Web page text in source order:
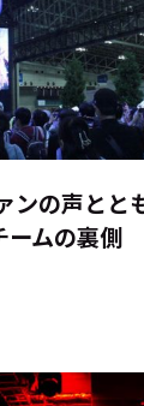
ァンの声と
ームの裏側